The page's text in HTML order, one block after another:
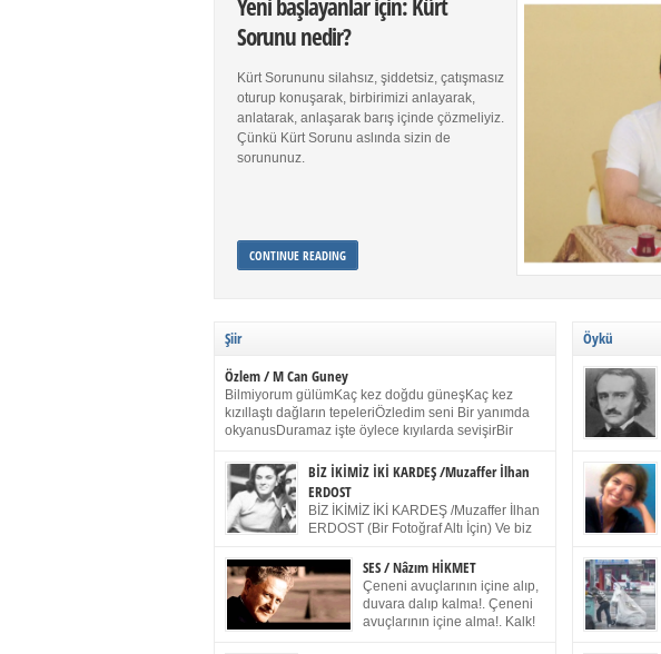
Sorunu nedir?
Kürt Sorununu silahsız, şiddetsiz, çatışmasız
oturup konuşarak, birbirimizi anlayarak,
anlatarak, anlaşarak barış içinde çözmeliyiz.
Çünkü Kürt Sorunu aslında sizin de
sorununuz.
CONTINUE READING
Şiir
Özlem / M Can Guney
Bilmiyorum gülümKaç kez doğdu güneşKaç kez
kızıllaştı dağların tepeleriÖzledim seni Bir yanımda
okyanusDuramaz işte öylece kıyılarda sevişirBir
dururSokulur yalnızlığıma kokun olur Gözlerim bir
buruk gülümsemeDudağımda buğusu
öpüşlerinGeceler boyuÖzledim seni 2004 Haziran
Sydney / Toplumsal Kaynak / Memduh Güney
BİZ İKİMİZ İKİ KARDEŞ /Muzaffer İlhan
ERDOST
BİZ İKİMİZ İKİ KARDEŞ /Muzaffer İlhan
ERDOST (Bir Fotoğraf Altı İçin) Ve biz
Duracağız Fotoğrafımızda durduğumuz gibi Benim
ellerimde kelepçe Yüzümde yapay bir gülüş
(Kelepçeyi yadırgamanın gülüşü belki İlk kez olduğu
için Sonra alıştım Ve unuttum sonra kelepçeyi
SES / Nâzım HİKMET
Çeneni avuçlarının içine alıp,
duvara dalıp kalma!. Çeneni
avuçlarının içine alma!. Kalk!
Öykü
Talihsiz ve
gücünün
arasına
Bir kez
ah olduğun
titriyor.
“Takıldın
bezmiş
Kaşlarımı